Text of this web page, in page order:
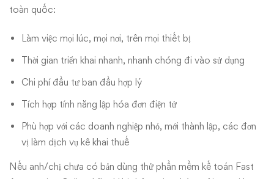
toàn quốc:
Làm việc mọi lúc, mọi nơi, trên mọi thiết bị
Thời gian triển khai nhanh, nhanh chóng đi vào sử dụng
Chi phí đầu tư ban đầu hợp lý
Tích hợp tính năng lập hóa đơn điện tử
Phù hợp với các doanh nghiệp nhỏ, mới thành lập, các đơn
vị làm dịch vụ kê khai thuế
Nếu anh/chị chưa có bản dùng thử phần mềm kế toán Fast